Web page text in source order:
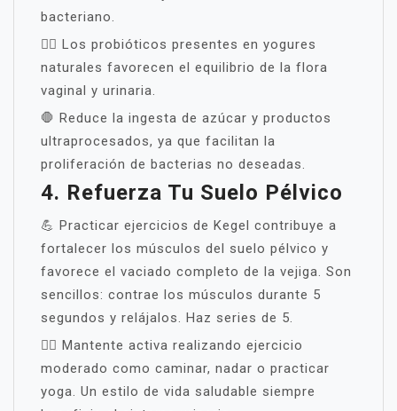
bacteriano.
🧑‍⚕️ Los probióticos presentes en yogures
naturales favorecen el equilibrio de la flora
vaginal y urinaria.
🛑 Reduce la ingesta de azúcar y productos
ultraprocesados, ya que facilitan la
proliferación de bacterias no deseadas.
4. Refuerza Tu Suelo Pélvico
💪 Practicar ejercicios de Kegel contribuye a
fortalecer los músculos del suelo pélvico y
favorece el vaciado completo de la vejiga. Son
sencillos: contrae los músculos durante 5
segundos y relájalos. Haz series de 5.
🏃‍♀️ Mantente activa realizando ejercicio
moderado como caminar, nadar o practicar
yoga. Un estilo de vida saludable siempre